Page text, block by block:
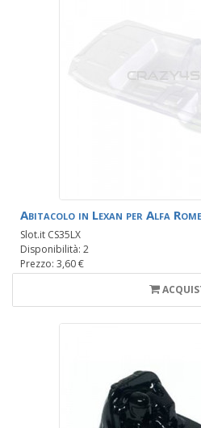
Abitacolo in Lexan per Alfa
Slot.it CS35LX
Disponibilità: 2
Prezzo: 3,60 €